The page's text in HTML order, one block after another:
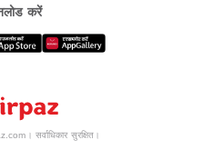
करें
सर्वाधिकार सुरक्षित।